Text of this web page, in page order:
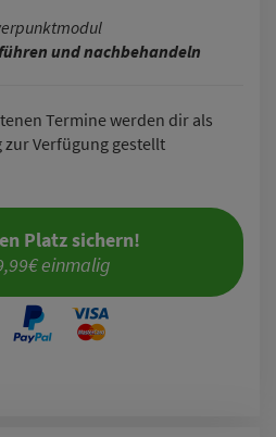
und nachbehandeln
Termine werden dir als
Verfügung gestellt
Platz sichern!
einmalig